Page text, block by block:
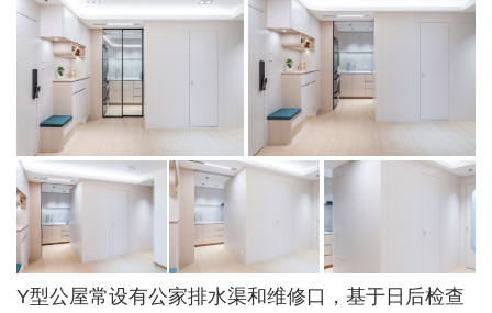
Y型公屋常设有公家排水渠和维修口，基于日后检查